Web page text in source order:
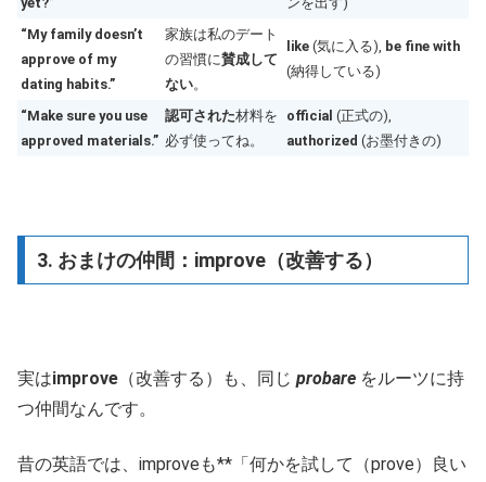
“My family doesn’t
approve of my
dating habits.”
家族は私のデート
の習慣に賛成して
ない。
like (気に入る), be fine with
(納得している)
“Make sure you use
approved materials.”
認可された材料を
必ず使ってね。
official (正式の),
authorized (お墨付きの)
3. おまけの仲間：improve（改善する）
実はimprove （改善する）も、同じ probare をルーツに持
つ仲間なんです。
昔の英語では、improveも**「何かを試して（prove）良い